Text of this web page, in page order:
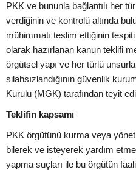
PKK ve bununla bağlantılı her
verdiğinin ve kontrolü altında
mühimmatı teslim ettiğinin
olarak hazırlanan kanun teklifi
örgütsel yapı ve her türlü
silahsızlandığının güvenlik
Kurulu (MGK) tarafından teyit
Teklifin kapsamı
PKK örgütünü kurma veya
bilerek ve isteyerek yardım
yapma suçları ile bu örgütün